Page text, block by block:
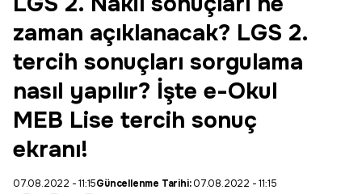
zaman açıklanacak? LGS 2.
tercih sonuçları sorgulama
nasıl yapılır? İşte e-Okul
MEB Lise tercih sonuç
ekranı!
07.08.2022 - 11:15Güncellenme Tarihi:07.08.2022 - 11:15